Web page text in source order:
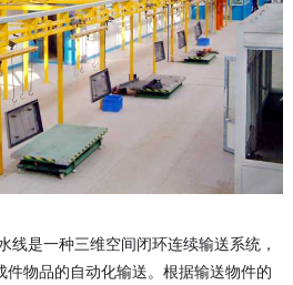
线是一种三维空间闭环连续输送系统，
物品的自动化输送。根据输送物件的